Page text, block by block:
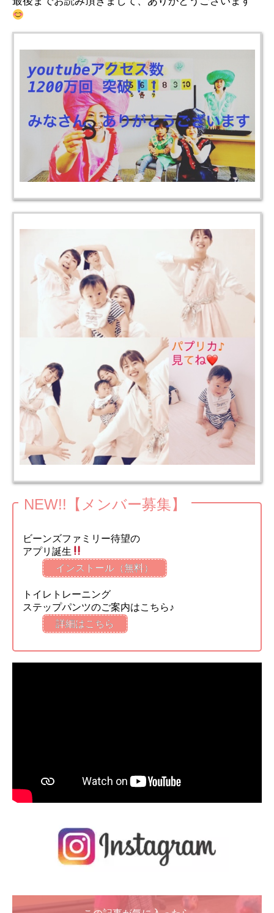
NEW!!【メンバー募集】
ビーンズファミリー待望の
アプリ誕生
インストール（無料）
トイレトレーニング
ステップパンツのご案内はこちら♪
詳細はこちら